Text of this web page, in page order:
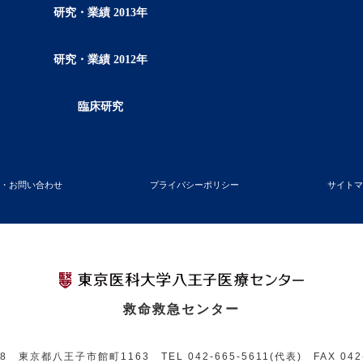
研究・業績 2013年
研究・業績 2012年
臨床研究
お問い合わせ プライバシーポリシー サイト
救命救急センター
東京都八王子市館町1163 TEL 042-665-5611(代表) FAX